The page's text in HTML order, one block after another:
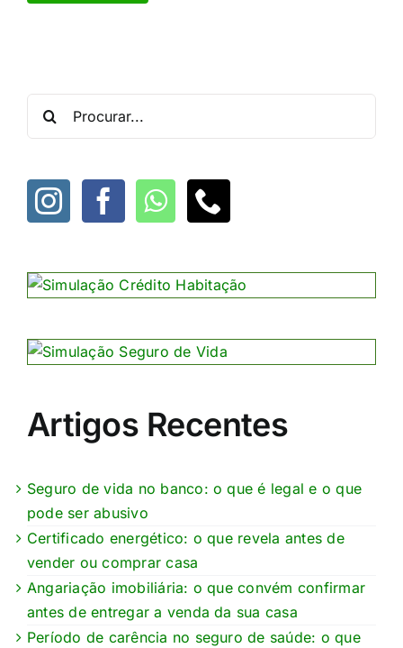
por:
Artigos Recentes
Seguro de vida no banco: o que é legal e o que
pode ser abusivo
Certificado energético: o que revela antes de
vender ou comprar casa
Angariação imobiliária: o que convém confirmar
antes de entregar a venda da sua casa
Período de carência no seguro de saúde: o que